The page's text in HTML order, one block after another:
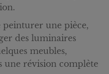
peinturer une pièce,
des luminaires
meubles,
une révision complète